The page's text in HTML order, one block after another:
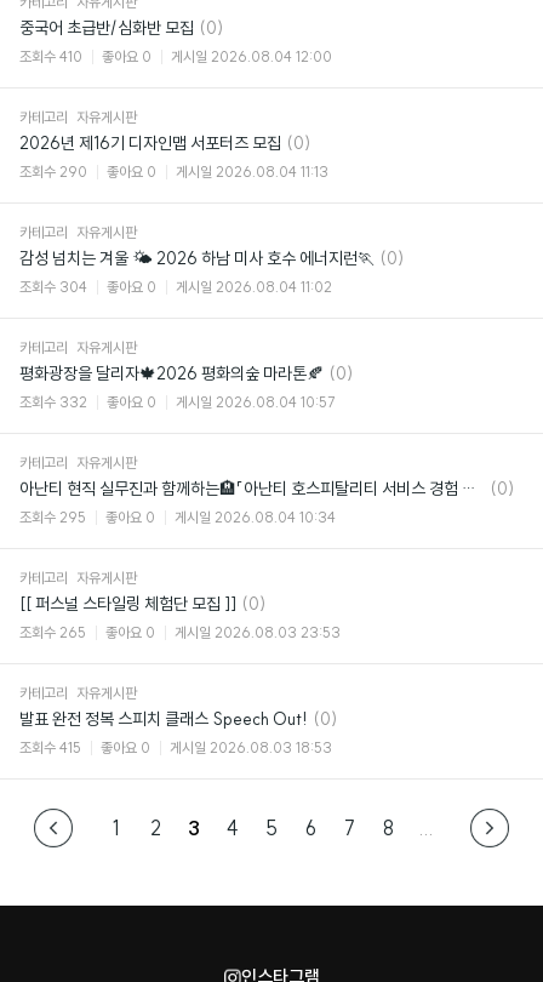
중국어 초급반/심화반 모집 댓
글
(0)
조회수 410 좋아요 0 게시일 2026.08.04 12:00
카테고리 자유게시판
2026년 제16기 디자인맵 서포터즈 모집 댓
글
(0)
조회수 290 좋아요 0 게시일 2026.08.04 11:13
카테고리 자유게시판
감성 넘치는 겨울 🌤️ 2026 하남 미사 호수 에너지런🏃 댓
(0)
조회수 304 좋아요 0 게시일 2026.08.04 11:02
카테고리 자유게시판
평화광장을 달리자🍁2026 평화의숲 마라톤🍂 댓
글
(0)
조회수 332 좋아요 0 게시일 2026.08.04 10:57
카테고리 자유게시판
아난티 현직 실무진과 함께하는🏨「아난티 호스피탈리티 서비스 경험 디자인 아카데미」
댓
(0)
조회수 295 좋아요 0 게시일 2026.08.04 10:34
카테고리 자유게시판
[[ 퍼스널 스타일링 체험단 모집 ]] 댓
글
(0)
조회수 265 좋아요 0 게시일 2026.08.03 23:53
카테고리 자유게시판
발표 완전 정복 스피치 클래스 Speech Out! 댓
글
(0)
조회수 415 좋아요 0 게시일 2026.08.03 18:53
1 2 3 4 5 6 7 8
인스타그램